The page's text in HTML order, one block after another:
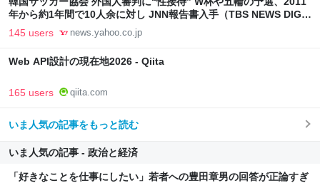
年から約1年間で10人余に対し JNN報告書入手（TBS NEWS DIG
Powered by JNN） - Yahoo!ニュース
145 users news.yahoo.co.jp
Web API設計の現在地2026 - Qiita
165 users qiita.com
いま人気の記事をもっと読む
いま人気の記事 - 政治と経済
「好きなことを仕事にしたい」若者への豊田章男の回答が正論すぎ